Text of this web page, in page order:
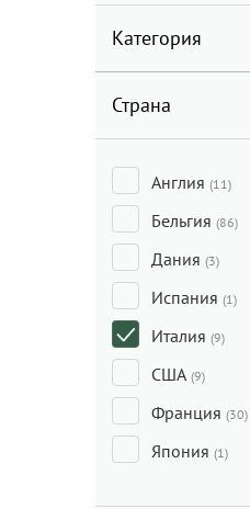
Категория
Страна
Англия (11)
Бельгия (86)
Дания (3)
Испания (1)
Италия (9)
США (9)
Франция (30)
Япония (1)